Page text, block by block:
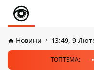
Новини 13:49, 9
ТОПТЕМА: